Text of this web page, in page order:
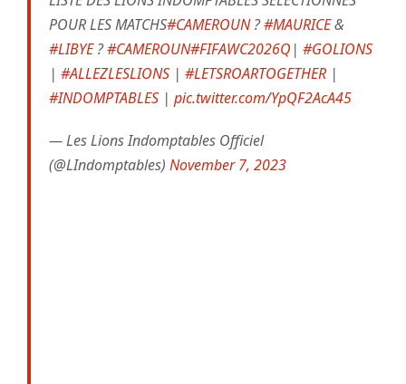
POUR LES MATCHS#CAMEROUN?#MAURICE&
#LIBYE?#CAMEROUN#FIFAWC2026Q | #GOLIONS
| #ALLEZLESLIONS | #LETSROARTOGETHER |
#INDOMPTABLES | pic.twitter.com/YpQF2AcA45
— Les Lions Indomptables Officiel
(@LIndomptables) November 7, 2023